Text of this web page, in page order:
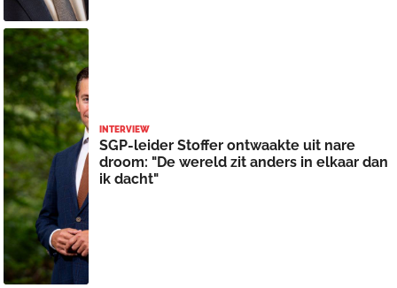
INTERVIEW
SGP-leider Stoffer ontwaakte uit nare
droom: "De wereld zit anders in elkaar dan
ik dacht"